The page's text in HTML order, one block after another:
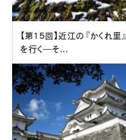
【第15回】近江の『かくれ里』
を行く―そ...